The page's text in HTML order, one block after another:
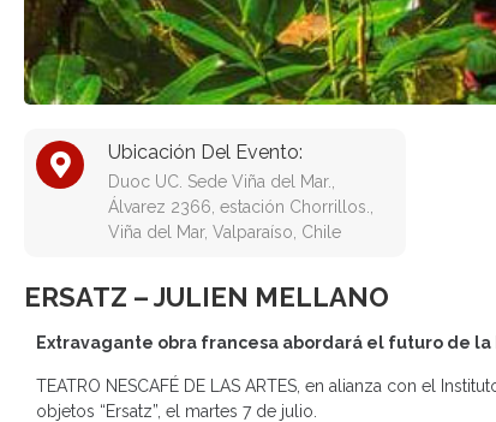
Ubicación Del Evento:
Duoc UC. Sede Viña del Mar.,
Álvarez 2366, estación Chorrillos.,
Viña del Mar, Valparaíso, Chile
ERSATZ – JULIEN MELLANO
Extravagante obra francesa abordará el futuro de la
TEATRO NESCAFÉ DE LAS ARTES, en alianza con el
objetos “Ersatz”, el martes 7 de julio.